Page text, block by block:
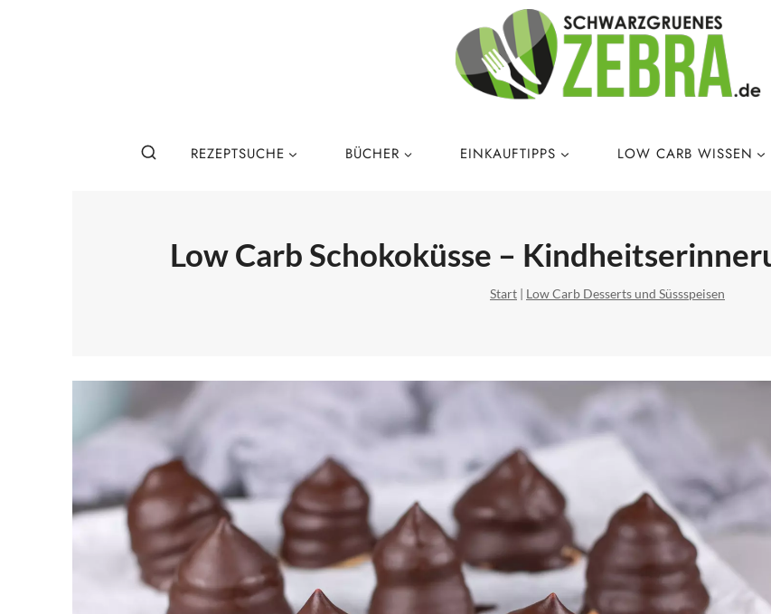
REZEPTSUCHE BÜCHER EINKAUFTIPPS LOW CARB WISSEN
Low Carb Schokoküsse –
Start | Low Carb Desserts und Süssspeisen